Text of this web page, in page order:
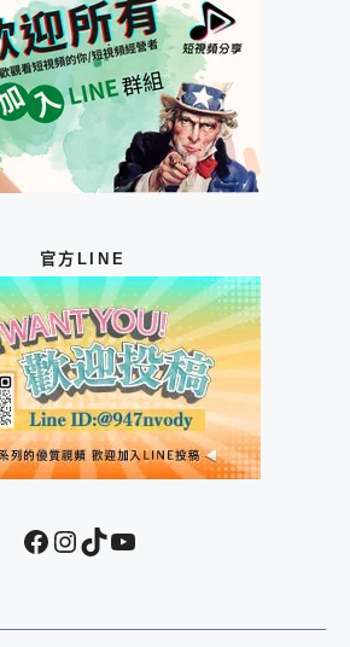
官方LINE
Facebook
Instagram
TikTokYouTube